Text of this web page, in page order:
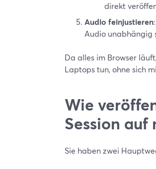
direkt
Audio feinjustieren
Audio unabhängig
Da alles im Browser
Laptops tun, ohne sich
Wie
Session
Sie haben zwei